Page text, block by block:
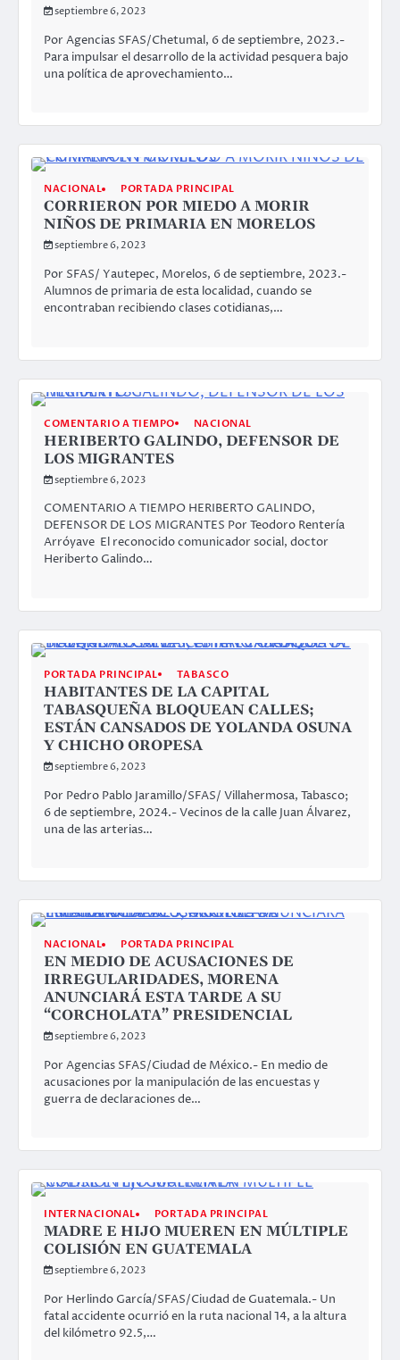
septiembre 6, 2023
Por Agencias SFAS/Chetumal, 6 de septiembre, 2023.-
Para impulsar el desarrollo de la actividad pesquera bajo
una política de aprovechamiento…
NACIONAL PORTADA PRINCIPAL
CORRIERON POR MIEDO A MORIR
NIÑOS DE PRIMARIA EN MORELOS
septiembre 6, 2023
Por SFAS/ Yautepec, Morelos, 6 de septiembre, 2023.-
Alumnos de primaria de esta localidad, cuando se
encontraban recibiendo clases cotidianas,…
COMENTARIO A TIEMPO NACIONAL
HERIBERTO GALINDO, DEFENSOR DE
LOS MIGRANTES
septiembre 6, 2023
COMENTARIO A TIEMPO HERIBERTO GALINDO,
DEFENSOR DE LOS MIGRANTES Por Teodoro Rentería
Arróyave El reconocido comunicador social, doctor
Heriberto Galindo…
PORTADA PRINCIPAL TABASCO
HABITANTES DE LA CAPITAL
TABASQUEÑA BLOQUEAN CALLES;
ESTÁN CANSADOS DE YOLANDA OSUNA
Y CHICHO OROPESA
septiembre 6, 2023
Por Pedro Pablo Jaramillo/SFAS/ Villahermosa, Tabasco;
6 de septiembre, 2024.- Vecinos de la calle Juan Álvarez,
una de las arterias…
NACIONAL PORTADA PRINCIPAL
EN MEDIO DE ACUSACIONES DE
IRREGULARIDADES, MORENA
ANUNCIARÁ ESTA TARDE A SU
“CORCHOLATA” PRESIDENCIAL
septiembre 6, 2023
Por Agencias SFAS/Ciudad de México.- En medio de
acusaciones por la manipulación de las encuestas y
guerra de declaraciones de…
INTERNACIONAL PORTADA PRINCIPAL
MADRE E HIJO MUEREN EN MÚLTIPLE
COLISIÓN EN GUATEMALA
septiembre 6, 2023
Por Herlindo García/SFAS/Ciudad de Guatemala.- Un
fatal accidente ocurrió en la ruta nacional 14, a la altura
del kilómetro 92.5,…